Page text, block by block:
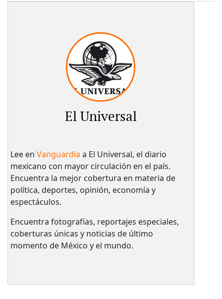
El Universal
Lee en Vanguardia a El Universal, el diario
mexicano con mayor circulación en el país.​
Encuentra la mejor cobertura en materia de
política, deportes, opinión, economía y
espectáculos.
Encuentra fotografías, reportajes especiales,
coberturas únicas y noticias de último
momento de México y el mundo.